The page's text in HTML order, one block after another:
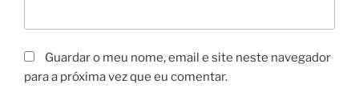
Guardar o meu nome, email e site neste navegador
para a próxima vez que eu comentar.